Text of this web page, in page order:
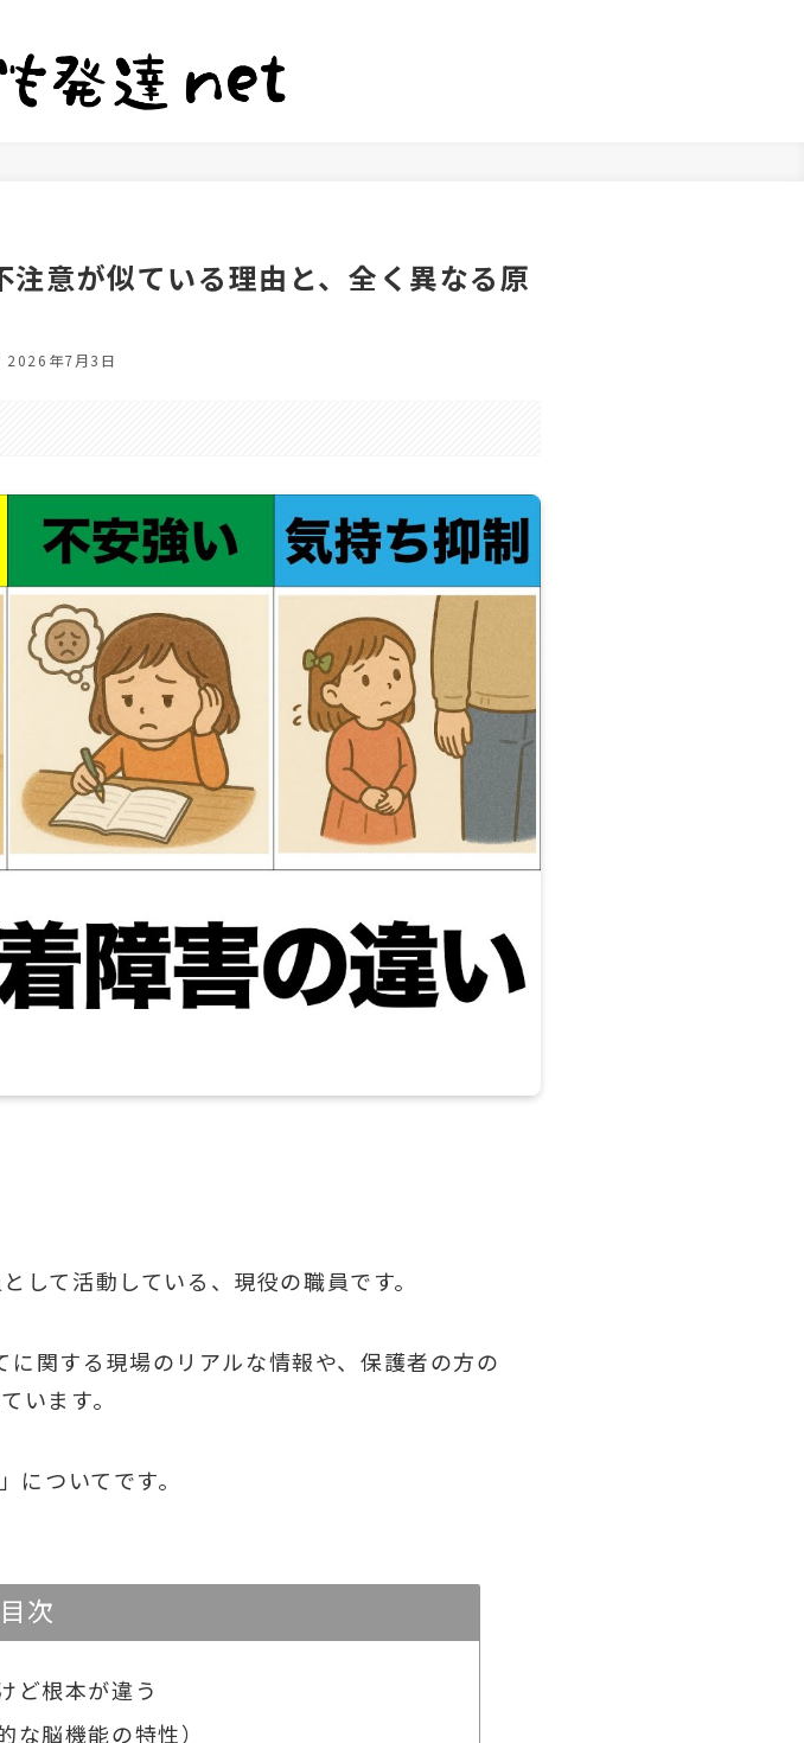
意が似ている理由と、全く異なる原
2026年7月3日
して活動している、現役の職員です。
関する現場のリアルな情報や、保護者の方の
います。
ついてです。
目次
ど根本が違う
脳機能の特性）